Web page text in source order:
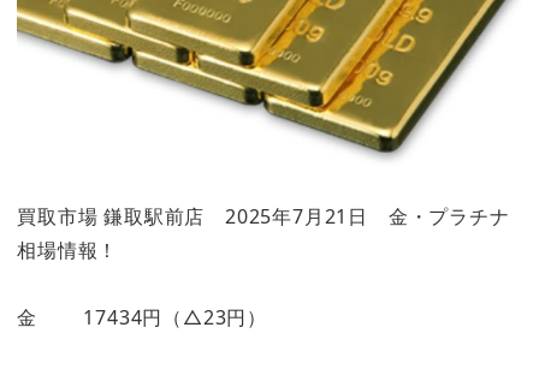
買取市場 鎌取駅前店 2025年7月21日 金・プラチナ
相場情報！
金 17434円（△23円）